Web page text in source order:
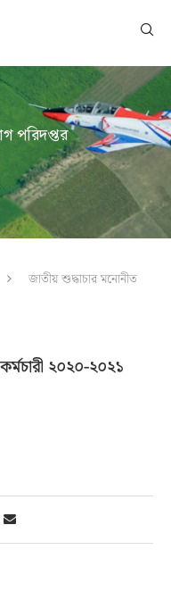
পরিদপ্তর
জাতীয় শুদ্ধাচার মনোনীত
২০২০-২০২১